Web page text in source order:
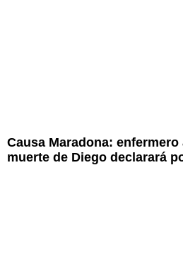
Causa Maradona:
muerte de Diego declarará